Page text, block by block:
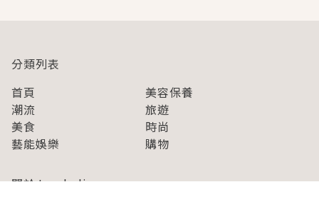
分類列表
首頁
美容保養
潮流
旅遊
美食
時尚
藝能娛樂
購物
關於Japaholic